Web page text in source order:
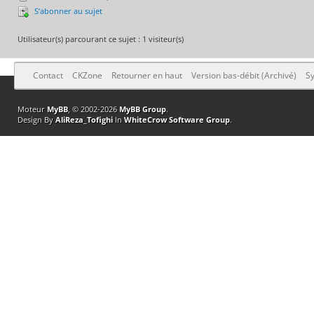
S’abonner au sujet
Utilisateur(s) parcourant ce sujet : 1 visiteur(s)
Contact CKZone Retourner en haut Version bas-débit (Archivé)
Moteur MyBB, © 2002-2026 MyBB Group.
Design By AliReza_TofighiIn WhiteCrow Software Group.